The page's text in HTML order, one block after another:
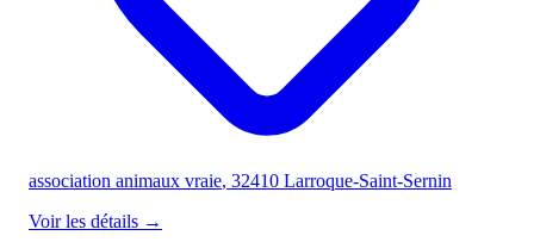
association animaux vraie, 32410 Larroque-Saint-Sernin
Voir les détails →